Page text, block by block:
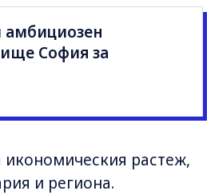
София за
растеж,
и региона.